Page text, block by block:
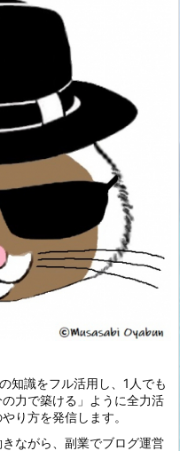
知識をフル活用し、1人でも
力で築ける」ように全力活
り方を発信します。
ながら、副業でブログ運営